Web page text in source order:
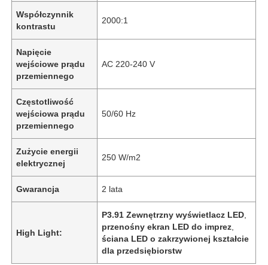
Do domu
Współczynnik
kontrastu
2000:1
Napięcie
wejściowe prądu
przemiennego
AC 220-240 V
Częstotliwość
wejściowa prądu
przemiennego
50/60 Hz
Zużycie energii
elektrycznej
250 W/m2
Gwarancja 2 lata
High Light:
P3.91 Zewnętrzny wyświetlacz LED
przenośny ekran LED do imprez
ściana LED o zakrzywionej kształcie
dla przedsiębiorstw